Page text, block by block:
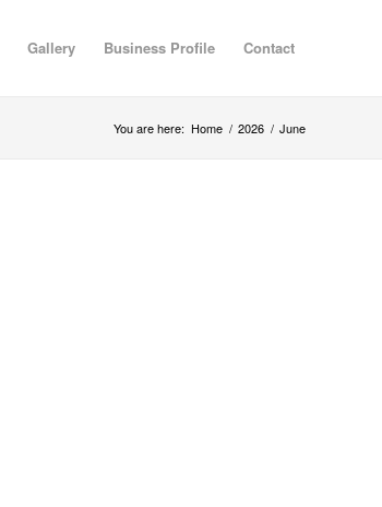
Gallery Business Profile Contact
You are here: Home / 2026 / June